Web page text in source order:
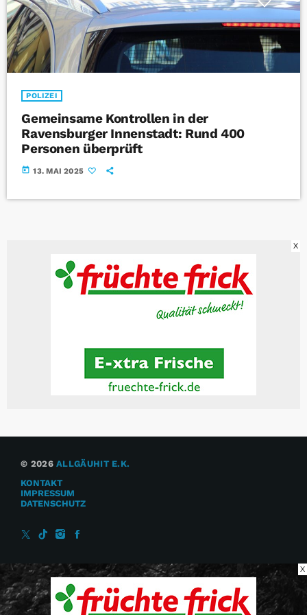
POLIZEI
Gemeinsame Kontrollen in der
Ravensburger Innenstadt: Rund 400
Personen überprüft
today 13. MAI 2025
X
© 2026ALLGÄUHIT E.K.
KONTAKT
IMPRESSUM
DATENSCHUTZ
X